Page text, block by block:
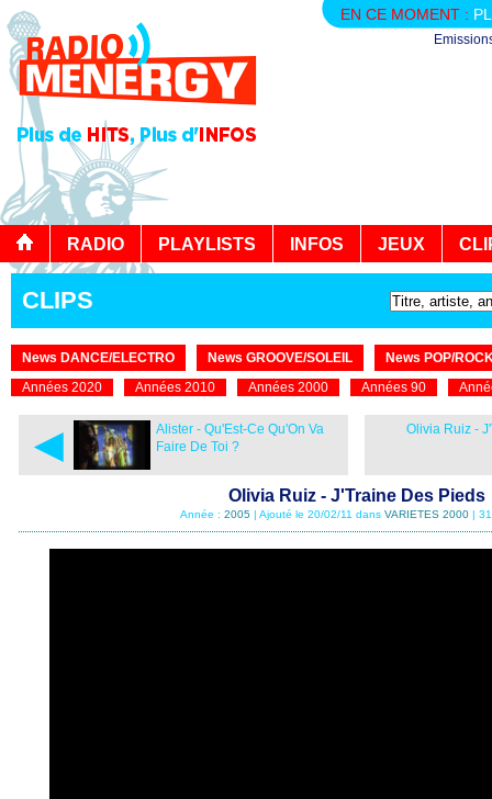
EN CE MOMENT :
RADIO PLAYLISTS INFOS JEUX
CLIPS
News DANCE/ELECTRO News GROOVE/SOLEIL
News POP/
Années 2020
Années 2010 Années 2000 Années 90
◄
Alister - Qu'Est-Ce Qu'On Va
Faire De Toi ?
Olivia Ruiz -
Olivia Ruiz - J'Traine Des Pieds
Année : 2005 | Ajouté le 20/02/11 dans VARIETES 2000 |